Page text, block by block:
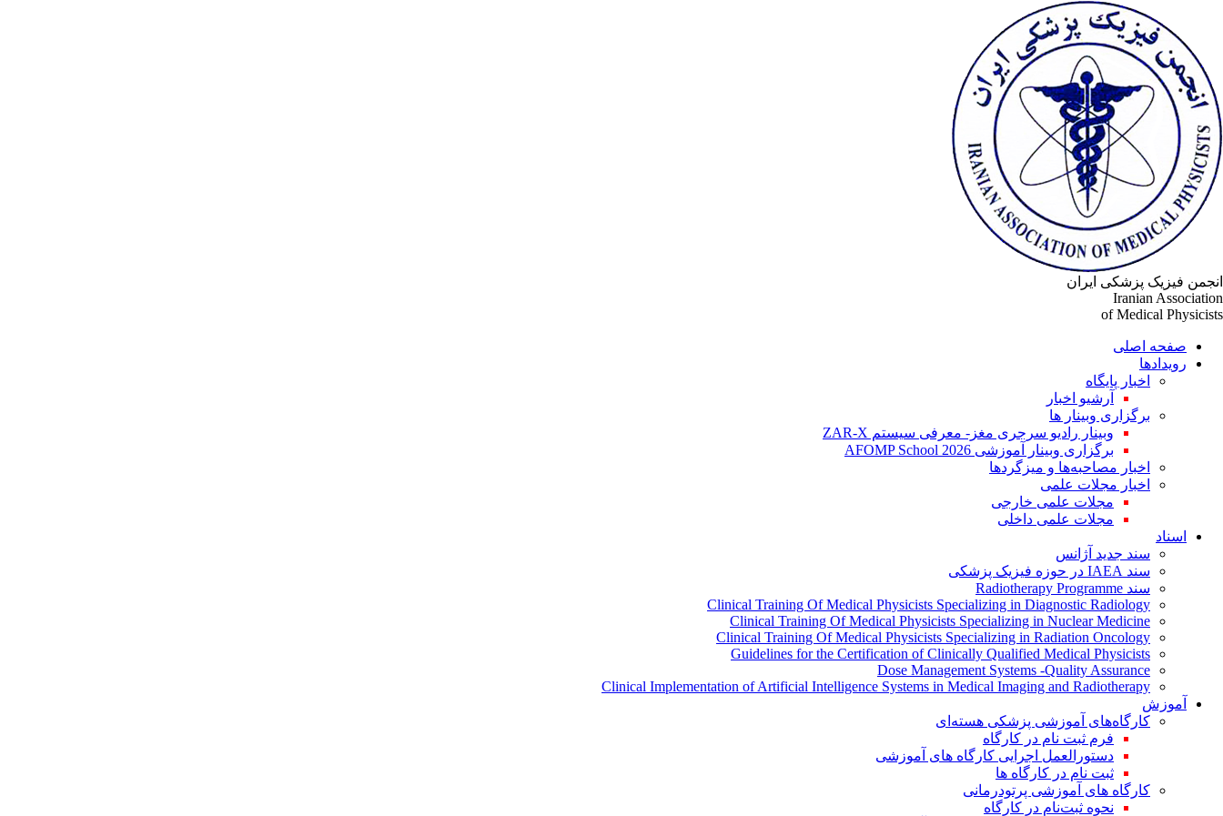
انجمن فیزیک پزشکی ایران
Iranian Association
of Medical Physicists
صفحه اصلی
رویدادها
اخبار پایگاه
آرشیو اخبار
برگزاری وبینار ها
وبینار رادیو سرجری مغز- معرفی سیستم ZAR-X
برگزاری وبینار آموزشی AFOMP School 2026
اخبار مصاحبه‌ها و میزگردها
اخبار مجلات علمی
مجلات علمی خارجی
مجلات علمی داخلی
اسناد
سند جدید آژانس
سند IAEA در حوزه فیزیک پزشکی
سند Radiotherapy Programme
Clinical Training Of Medical Physicists Specializing in Diagnostic Radiology
Clinical Training Of Medical Physicists Specializing in Nuclear Medicine
Clinical Training Of Medical Physicists Specializing in Radiation Oncology
Guidelines for the Certification of Clinically Qualified Medical Physicists
Dose Management Systems -Quality Assurance
Clinical Implementation of Artificial Intelligence Systems in Medical Imaging and Radiotherapy
آموزش
کارگاه‌های آموزشی پزشکی هسته‌ای
فرم ثبت نام در کارگاه
دستورالعمل اجرایی کارگاه های آموزشی
ثبت نام در کارگاه ها
کارگاه های آموزشی پرتودرمانی
نحوه ثبت‌نام در کارگاه